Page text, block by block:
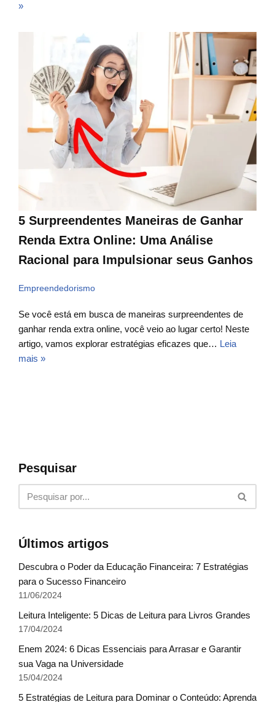
»
5 Surpreendentes Maneiras de Ganhar
Renda Extra Online: Uma Análise
Racional para Impulsionar seus Ganhos
Empreendedorismo
Se você está em busca de maneiras surpreendentes de
ganhar renda extra online, você veio ao lugar certo! Neste
artigo, vamos explorar estratégias eficazes que… Leia
mais »
Pesquisar
Últimos artigos
Descubra o Poder da Educação Financeira: 7 Estratégias
para o Sucesso Financeiro
11/06/2024
Leitura Inteligente: 5 Dicas de Leitura para Livros Grandes
17/04/2024
Enem 2024: 6 Dicas Essenciais para Arrasar e Garantir
sua Vaga na Universidade
15/04/2024
5 Estratégias de Leitura para Dominar o Conteúdo: Aprenda